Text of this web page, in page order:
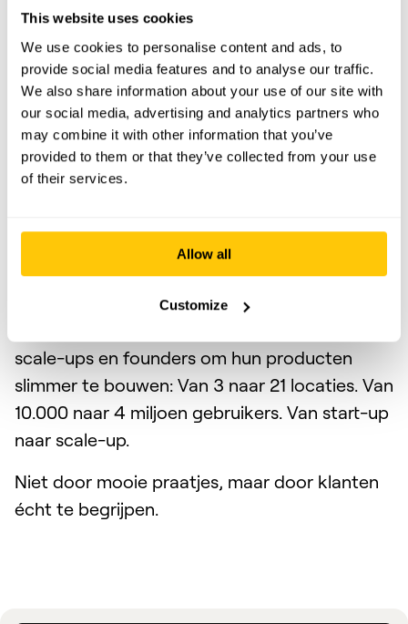
This website uses cookies
We use cookies to personalise content and ads, to
provide social media features and to analyse our traffic.
We also share information about your use of our site with
our social media, advertising and analytics partners who
may combine it with other information that you’ve
provided to them or that they’ve collected from your use
of their services.
Allow all
Customize
3-4 weken van start tot een concrete
roadmap waarmee je direct kunt prioriteren,
bouwen en testen.
Daarna kun je moeiteloos opschalen naar
design en dev, met exact de juiste specs.
Waarom wij?
scale-ups en founders om hun producten
slimmer te bouwen: Van 3 naar 21 locaties. Van
10.000 naar 4 miljoen gebruikers. Van start-up
naar scale-up.
Niet door mooie praatjes, maar door klanten
écht te begrijpen.